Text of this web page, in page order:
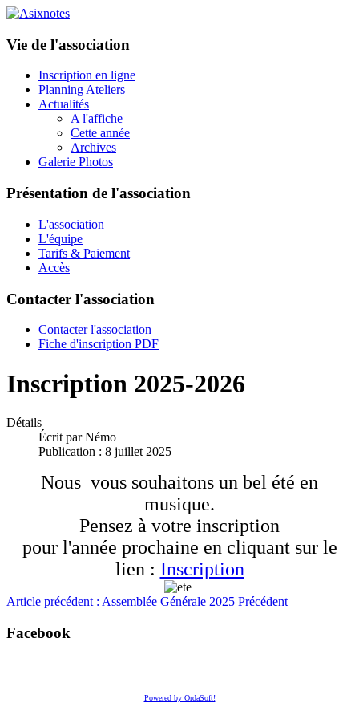
Vie de l'association
Inscription en ligne
Planning Ateliers
Actualités
A l'affiche
Cette année
Archives
Galerie Photos
Présentation de l'association
L'association
L'équipe
Tarifs & Paiement
Accès
Contacter l'association
Contacter l'association
Fiche d'inscription PDF
Inscription 2025-2026
Détails
Écrit parNémo
Publication : 8 juillet 2025
Nous vous souhaitons un bel été en
musique.
Pensez à votre inscription
pour l'année prochaine en cliquant sur le
lien : Inscription
Article précédent : Assemblée Générale 2025 Précédent
Facebook
Powered by OrdaSoft!